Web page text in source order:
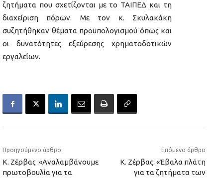
ζητήματα που σχετίζονται με το ΤΑΙΠΕΔ και τη
διαχείριση πόρων. Με τον κ. Σκυλακάκη
συζητήθηκαν θέματα προϋπολογισμού όπως και
οι δυνατότητες εξεύρεσης χρηματοδοτικών
εργαλείων.
Προηγούμενο άρθρο
Κ. Ζέρβας :«Αναλαμβάνουμε
πρωτοβουλία για τα
Επόμενο άρθρο
Κ. Ζέρβας: «Έβαλα πλάτη
για τα ζητήματα των